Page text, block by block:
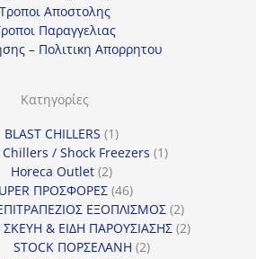
Τροποι Αποστολης
Παραγγελιας
– Πολιτικη Απορρητου
Κατηγορίες
BLAST CHILLERS 11
προϊόν
/ Shock Freezers 11
Horeca Outlet 22
προϊόντα
ΠΡΟΣΦΟΡΕΣ 4646
προϊόντα
ΕΞΟΠΛΙΣΜΟΣ 22
προϊόντα
ΣΚΕΥΗ & ΕΙΔΗ ΠΑΡΟΥΣΙΑΣΗΣ 22
STOCK ΠΟΡΣΕΛΑΝΗ 22